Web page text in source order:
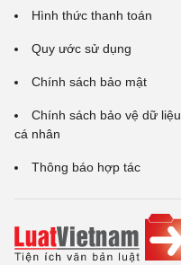
Hình thức thanh toán
Quy ước sử dụng
Chính sách bảo mật
Chính sách bảo vệ dữ liệu
cá nhân
Thông báo hợp tác